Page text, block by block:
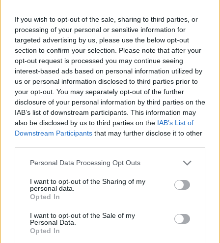
If you wish to opt-out of the sale, sharing to third parties, or
processing of your personal or sensitive information for
targeted advertising by us, please use the below opt-out
section to confirm your selection. Please note that after your
opt-out request is processed you may continue seeing
interest-based ads based on personal information utilized by
us or personal information disclosed to third parties prior to
your opt-out. You may separately opt-out of the further
disclosure of your personal information by third parties on the
IAB’s list of downstream participants. This information may
also be disclosed by us to third parties on the IAB’s List of
Downstream Participants that may further disclose it to other
Please note that this website/app uses one or more Google
not limited to your visit or usage behaviour. You may click to
grant or deny consent to Google and its third-party tags to
use your data for below specified purposes in below Google
consent section.
Personal Data Processing Opt Outs
I want to opt-out of the Sharing of my
personal data.
Opted In
I want to opt-out of the Sale of my
Personal Data.
Opted In
Ha te is szeretnél a Kultúrpart aktivistáival játszani, most a
Volton erre is lehetőséged nyílik! A kulturális akadálypályán
számos témakörben vetélkedhetsz: színház, zene, tánc,
irodalom! Csak egy kis kreativitás és máris tied lehet a kitűzők
egyike és egy Kultúrpartos póló. A fesztivál ideje alatt
naponta frissülő videókon és fotókon követheted játékos
kihívásunkat. Legyen mindenkié a kultúra!
tovább
Limp Bizkit, Marilyn Manson és Franz
Ferdinand a Volt Fesztiválon
2009. 02. 12.